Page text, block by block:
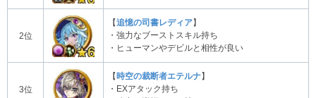
2位
【追憶の司書レディア】
・強力なブーストスキル持ち
・ヒューマンやデビルと相性が良い
3位
【 時空の裁断者エテルナ】
・EXアタック持ち